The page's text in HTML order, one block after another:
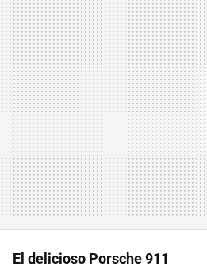
El delicioso Porsche 911